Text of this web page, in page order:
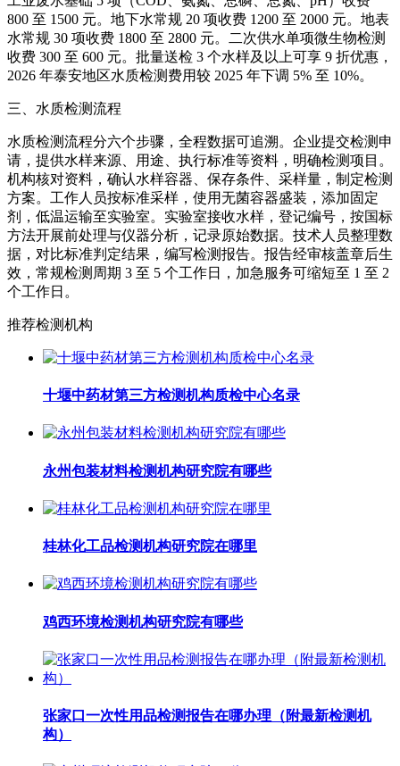
800 至 1500 元。地下水常规 20 项收费 1200 至 2000 元。地表
水常规 30 项收费 1800 至 2800 元。二次供水单项微生物检测
收费 300 至 600 元。批量送检 3 个水样及以上可享 9 折优惠，
2026 年泰安地区水质检测费用较 2025 年下调 5% 至 10%。
三、水质检测流程
水质检测流程分六个步骤，全程数据可追溯。企业提交检测申
请，提供水样来源、用途、执行标准等资料，明确检测项目。
机构核对资料，确认水样容器、保存条件、采样量，制定检测
方案。工作人员按标准采样，使用无菌容器盛装，添加固定
剂，低温运输至实验室。实验室接收水样，登记编号，按国标
方法开展前处理与仪器分析，记录原始数据。技术人员整理数
据，对比标准判定结果，编写检测报告。报告经审核盖章后生
效，常规检测周期 3 至 5 个工作日，加急服务可缩短至 1 至 2
个工作日。
推荐检测机构
十堰中药材第三方检测机构质检中心名录
永州包装材料检测机构研究院有哪些
桂林化工品检测机构研究院在哪里
鸡西环境检测机构研究院有哪些
张家口一次性用品检测报告在哪办理（附最新检测机
构）